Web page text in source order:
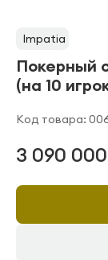
Impatia
Покерный
(на 10
Код товара:
3 090